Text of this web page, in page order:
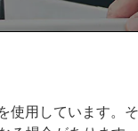
使用しています。